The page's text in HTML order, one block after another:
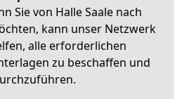
Sie von Halle Saale nach
kann unser Netzwerk
alle erforderlichen
zu beschaffen und